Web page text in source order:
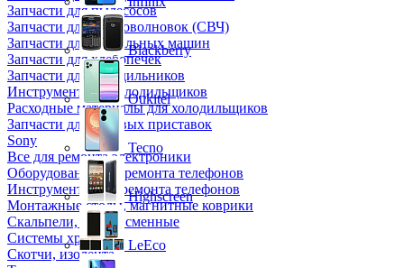
Запчасти для пылесосов
Запчасти для микроволновок (СВЧ)
Запчасти для стиральных машин
Запчасти для хлебопечек
Запчасти для холодильников
Инструмент для холодильщиков
Расходные материалы для холодильщиков
Запчасти для игровых приставок
Sony
Все для ремонта электроники
Оборудование для ремонта телефонов
Инструменты для ремонта телефонов
Монтажные столы, магнитные коврики
Скальпели, лезвия сменные
Системы хранения
Скотчи, изолента
Blackberry
Oukitel
Tecno
Highscreen
LeEco